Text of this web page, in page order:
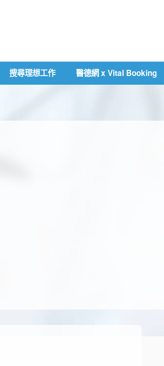
搜尋理想工作 醫德網 x Vital Booking